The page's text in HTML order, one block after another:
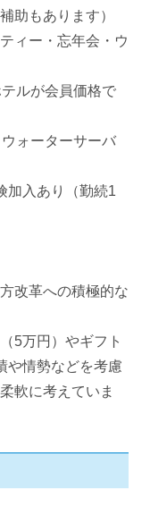
助もあります）
ィー・忘年会・ウ
ルが会員価格で
ォーターサーバ
加入あり（勤続1
改革への積極的な
5万円）やギフト
や情勢などを考慮
軟に考えていま